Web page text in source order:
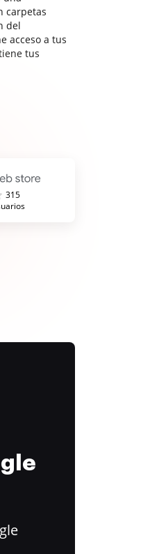
carpetas
del
acceso a tus
tus
315